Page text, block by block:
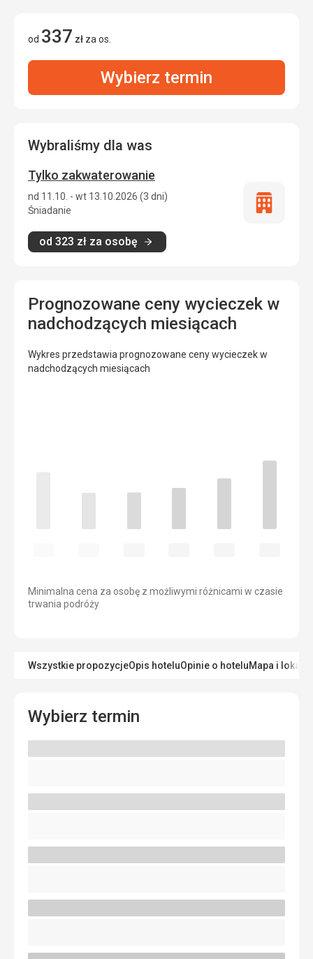
od 337 zł za os.
Wybierz termin
Wybraliśmy dla was
Tylko zakwaterowanie
nd 11.10. - wt 13.10.2026 (3 dni)
Śniadanie
od 323 zł za osobę
Tylko
Prognozowane ceny wycieczek w
nadchodzących miesiącach
Wykres przedstawia prognozowane ceny wycieczek w
nadchodzących miesiącach
Minimalna cena za osobę z możliwymi różnicami w czasie
trwania podróży
Wszystkie propozycjeOpis hoteluOpinie o hoteluMapa i
Wybierz termin